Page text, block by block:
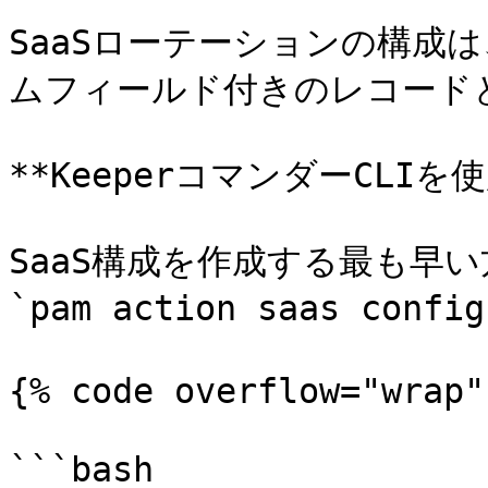
SaaSローテーションの構成
ムフィールド付きのレコー
**KeeperコマンダーCLIを
SaaS構成を作成する最も早
`pam action saas config`
{% code
```bash